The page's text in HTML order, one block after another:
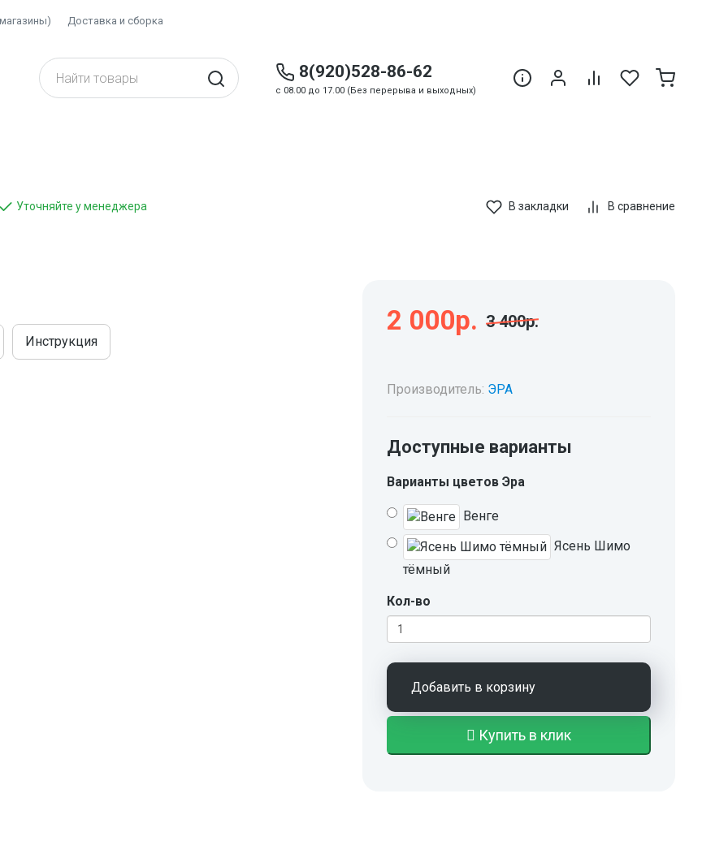
Доставка и сборка
8(920)528-86-62
c 08.00 до 17.00 (Без перерыва и выходных)
Уточняйте у менеджера В закладки В сравнение
Инструкция
2 000р. 3 400р.
Производитель: ЭРА
Доступные варианты
Варианты цветов Эра
Венге
Ясень Шимо
тёмный
Кол-во
Добавить в корзину
Купить в клик